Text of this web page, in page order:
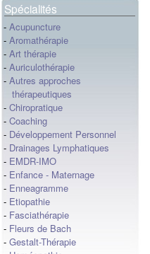
Spécialités
- Acupuncture
- Aromathérapie
- Art thérapie
- Auriculothérapie
- Autres approches
thérapeutiques
- Chiropratique
- Coaching
- Développement Personnel
- Drainages Lymphatiques
- EMDR-IMO
- Enfance - Maternage
- Enneagramme
- Etiopathie
- Fasciathérapie
- Fleurs de Bach
- Gestalt-Thérapie